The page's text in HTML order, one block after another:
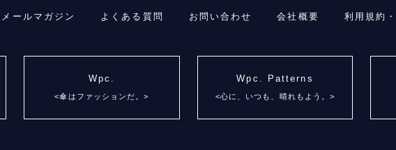
メールマガジン よくある質問 お問い合わせ 会社概要 利用規約
Wpc.
<傘はファッションだ。>
Wpc. Patterns
<心に、いつも、晴れもよう。>